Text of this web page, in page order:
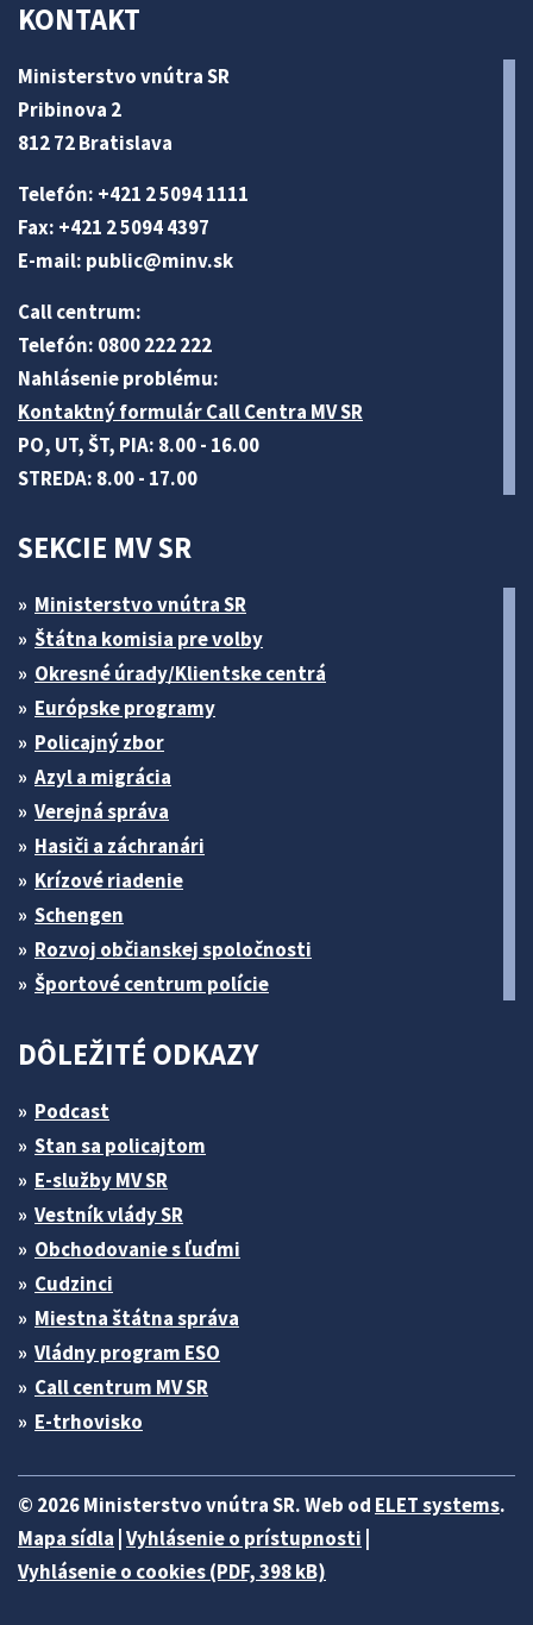
KONTAKT
Ministerstvo vnútra SR
Pribinova 2
812 72 Bratislava
Telefón: +421 2 5094 1111
Fax: +421 2 5094 4397
E-mail: public@minv.sk
Call centrum:
Telefón: 0800 222 222
Nahlásenie problému:
Kontaktný formulár Call Centra MV SR
PO, UT, ŠT, PIA: 8.00 - 16.00
STREDA: 8.00 - 17.00
SEKCIE MV SR
Ministerstvo vnútra SR
Štátna komisia pre volby
Okresné úrady/Klientske centrá
Európske programy
Policajný zbor
Azyl a migrácia
Verejná správa
Hasiči a záchranári
Krízové riadenie
Schengen
Rozvoj občianskej spoločnosti
Športové centrum polície
DÔLEŽITÉ ODKAZY
Podcast
Stan sa policajtom
E-služby MV SR
Vestník vlády SR
Obchodovanie s ľuďmi
Cudzinci
Miestna štátna správa
Vládny program ESO
Call centrum MV SR
E-trhovisko
© 2026 Ministerstvo vnútra SR. Web od ELET systems.
Mapa sídla Vyhlásenie o prístupnosti
Vyhlásenie o cookies (PDF, 398 kB)